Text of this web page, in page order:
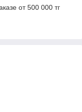
от 500 000 тг